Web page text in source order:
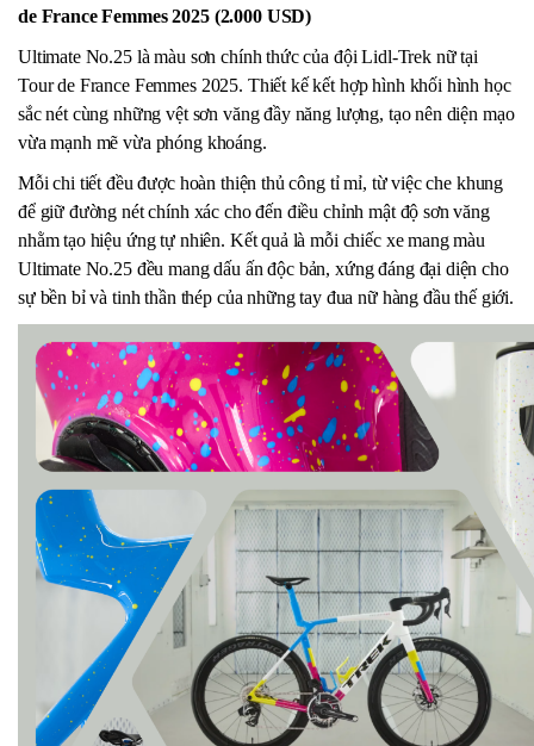
de France Femmes 2025 (2.000 USD)
Ultimate No.25 là màu sơn chính thức của đội Lidl-Trek nữ tại
Tour de France Femmes 2025. Thiết kế kết hợp hình khối hình học
sắc nét cùng những vệt sơn văng đầy năng lượng, tạo nên diện mạo
vừa mạnh mẽ vừa phóng khoáng.
Mỗi chi tiết đều được hoàn thiện thủ công tỉ mỉ, từ việc che khung
để giữ đường nét chính xác cho đến điều chỉnh mật độ sơn văng
nhằm tạo hiệu ứng tự nhiên. Kết quả là mỗi chiếc xe mang màu
Ultimate No.25 đều mang dấu ấn độc bản, xứng đáng đại diện cho
sự bền bỉ và tinh thần thép của những tay đua nữ hàng đầu thế giới.